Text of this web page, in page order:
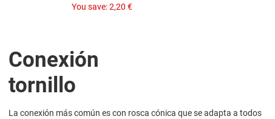
You save:2,20 €
Conexión
tornillo
La conexión más común es con rosca cónica que se adapta a todos